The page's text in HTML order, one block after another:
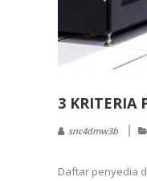
3 KRITERIA
snc4dmw3b
Daftar penyedia